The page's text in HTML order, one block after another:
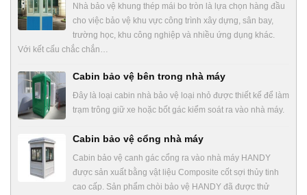
Nhà bảo vệ khung thép mái bo tròn là lựa chọn hàng đầu
cho việc bảo vệ khu vực công trình xây dựng, sân bay,
trường học, khu công nghiệp và nhiều ứng dụng khác.
Với kết cấu chắc chắn…
Cabin bảo vệ bên trong nhà máy
Đây là loại cabin nhà bảo vệ loại nhỏ được thiết kế để làm
trạm trông giữ xe hoặc bốt gác kiểm soát ra vào nhà máy.
Cabin bảo vệ cổng nhà máy
Cabin bảo vệ canh gác cổng ra vào nhà máy HANDY
được sản xuất bằng vật liệu Composite cốt sợi thủy tinh
cao cấp. Sản phẩm chòi bảo vệ HANDY đã được thử